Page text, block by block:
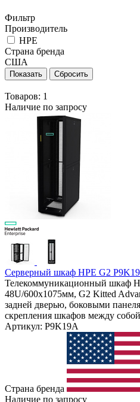
Фильтр
Производитель
HPE
Страна бренда
США
Товаров: 1
Наличие по запросу
Серверный шкаф HPE G2
Телекоммуникационный шкаф
48U/600x1075мм, G2 Kitted
задней дверью, боковыми
скрепления шкафов между
Артикул: P9K19A
Страна бренда
Наличие по запросу